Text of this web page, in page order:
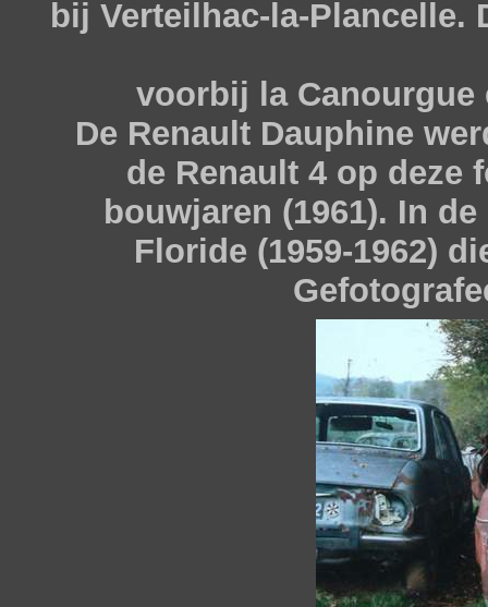
bij Verteilhac-la-Plancelle.
voorbij la Canourgue
De Renault Dauphine
de Renault 4 op deze
bouwjaren (1961). In
Floride (1959-1962)